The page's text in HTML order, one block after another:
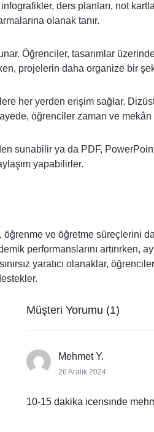
ders planları, not
olanak tanır.
Öğrenciler, tasarımlar
projelerin daha organize bir
her yerden erişim sağlar.
öğrenciler zaman ve
sunabilir ya da PDF,
yapabilirler.
öğrenme ve öğretme süreçlerini
performanslarını
yaratıcı olanaklar,
Müşteri Yorumu (1)
Mehmet Y.
26 Aralık 2024
10-15 dakika icerısınde